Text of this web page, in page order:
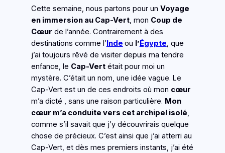
Cette semaine, nous partons pour un Voyage
en immersion au Cap-Vert, mon Coup de
Cœur de l’année. Contrairement à des
destinations comme l’ Inde ou l’ Égypte, que
j’ai toujours rêvé de visiter depuis ma tendre
enfance, le Cap-Vertétait pour moi un
mystère. C’était un nom, une idée vague. Le
Cap-Vert est un de ces endroits où mon cœur
m’a dicté , sans une raison particulière. Mon
cœur m’a conduite vers cet archipel isolé,
comme s’il savait que j’y découvrirais quelque
chose de précieux. C’est ainsi que j’ai atterri au
Cap-Vert, et dès mes premiers instants, j’ai été